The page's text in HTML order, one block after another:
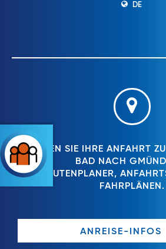
DE
PLANEN SIE IHRE ANFAHRT
BAD NACH
ROUTENPLANER,
FAHRPLÄNEN.
ANREISE-INFOS